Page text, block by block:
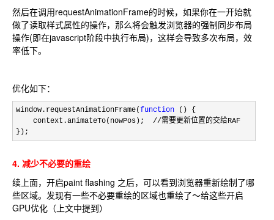
然后在调用requestAnimationFrame的时候，如果你在一开始就
做了读取样式属性的操作，那么将会触发浏览器的强制同步布局
操作(即在javascript阶段中执行布局)，这样会导致多次布局，效
率低下。
优化如下：
window.requestAnimationFrame(function () {
    context.animateTo(nowPos);  //需要更新位置的交给RAF
});
4. 减少不必要的重绘
续上面，开启paint flashing 之后，可以看到浏览器重新绘制了哪
些区域。发现有一些不必要重绘的区域也重绘了～给这些开启
GPU优化（上文中提到）